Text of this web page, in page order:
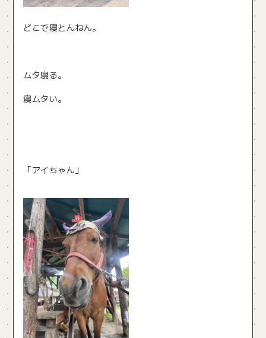
どこで寝とんねん。
ムタ寝る。
寝ムタい。
「アイちゃん」